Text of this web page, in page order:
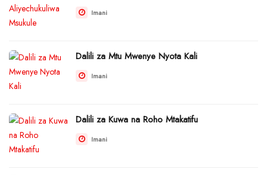
Imani
Dalili za Mtu Mwenye Nyota Kali
Imani
Dalili za Kuwa na Roho Mtakatifu
Imani